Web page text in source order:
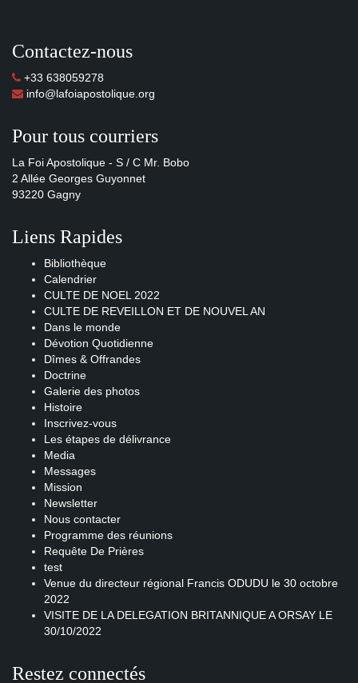
Contactez-nous
+33 638059278
info@lafoiapostolique.org
Pour tous courriers
La Foi Apostolique - S / C Mr. Bobo
2 Allée Georges Guyonnet
93220 Gagny
Liens Rapides
Bibliothèque
Calendrier
CULTE DE NOEL 2022
CULTE DE REVEILLON ET DE NOUVEL AN
Dans le monde
Dévotion Quotidienne
Dîmes & Offrandes
Doctrine
Galerie des photos
Histoire
Inscrivez-vous
Les étapes de délivrance
Media
Messages
Mission
Newsletter
Nous contacter
Programme des réunions
Requête De Prières
test
Venue du directeur régional Francis ODUDU le 30 octobre
2022
VISITE DE LA DELEGATION BRITANNIQUE A ORSAY LE
30/10/2022
Restez connectés